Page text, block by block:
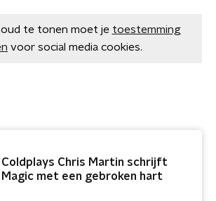
te tonen moet je toestemming
voor social media cookies.
Coldplays Chris Martin schrijft
Magic met een gebroken hart